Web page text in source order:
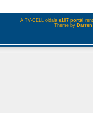
A TV-CELL oldala e107 portál
Theme by